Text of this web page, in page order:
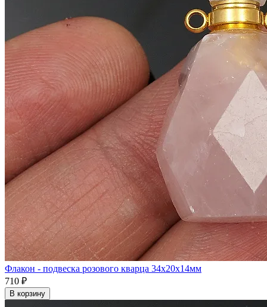
Флакон - подвеска розового кварца 34x20x14мм
710 ₽
В корзину